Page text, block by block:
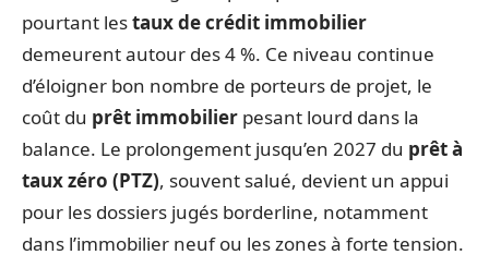
pourtant lestaux de crédit immobilier
demeurent autour des 4 %. Ce niveau continue
d’éloigner bon nombre de porteurs de projet, le
coût du prêt immobilier pesant lourd dans la
balance. Le prolongement jusqu’en 2027 du prêt à
taux zéro (PTZ), souvent salué, devient un appui
pour les dossiers jugés borderline, notamment
dans l’immobilier neuf ou les zones à forte tension.